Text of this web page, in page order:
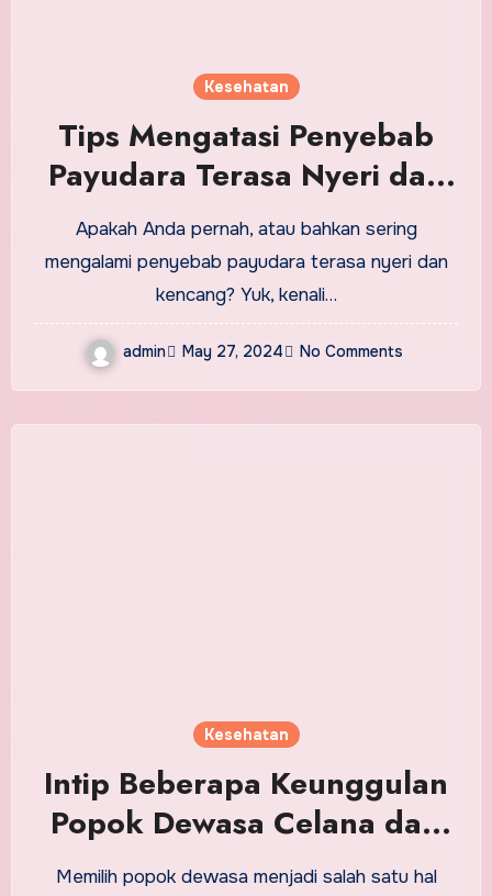
Kesehatan
Tips Mengatasi Penyebab
Payudara Terasa Nyeri dan
Kencang
Apakah Anda pernah, atau bahkan sering
mengalami penyebab payudara terasa nyeri dan
kencang? Yuk, kenali…
admin May 27, 2024 No Comments
Kesehatan
Intip Beberapa Keunggulan
Popok Dewasa Celana dari
Confidence
Memilih popok dewasa menjadi salah satu hal